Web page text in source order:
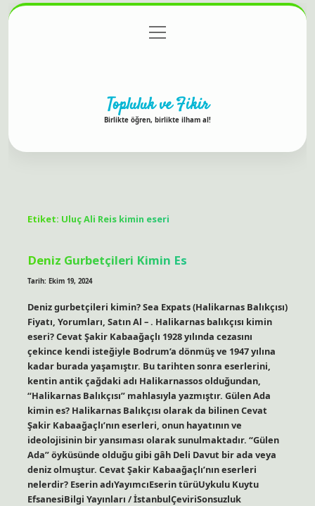
Gizlilik Politikası
menüyü
aç
Topluluk ve Fikir
Birlikte öğren, birlikte ilham al!
Etiket: Uluç Ali Reis kimin eseri
Deniz Gurbetçileri Kimin Es
Tarih: Ekim 19, 2024
Deniz gurbetçileri kimin? Sea Expats (Halikarnas Balıkçısı)
Fiyatı, Yorumları, Satın Al – . Halikarnas balıkçısı kimin
eseri? Cevat Şakir Kabaağaçlı 1928 yılında cezasını
çekince kendi isteğiyle Bodrum’a dönmüş ve 1947 yılına
kadar burada yaşamıştır. Bu tarihten sonra eserlerini,
kentin antik çağdaki adı Halikarnassos olduğundan,
“Halikarnas Balıkçısı” mahlasıyla yazmıştır. Gülen Ada
kimin es? Halikarnas Balıkçısı olarak da bilinen Cevat
Şakir Kabaağaçlı’nın eserleri, onun hayatının ve
ideolojisinin bir yansıması olarak sunulmaktadır. “Gülen
Ada” öyküsünde olduğu gibi gâh Deli Davut bir ada veya
deniz olmuştur. Cevat Şakir Kabaağaçlı’nın eserleri
nelerdir? Eserin adıYayımcıEserin türüUykulu Kuytu
EfsanesiBilgi Yayınları / İstanbulÇeviriSonsuzluk